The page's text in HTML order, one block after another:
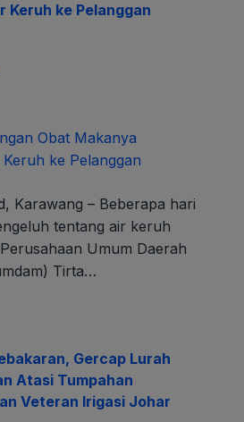
Keruh ke Pelanggan
Karawang – Beberapa hari
tentang air keruh
Umum Daerah
Tirta…
Gercap Lurah
Atasi Tumpahan
Veteran Irigasi Johar